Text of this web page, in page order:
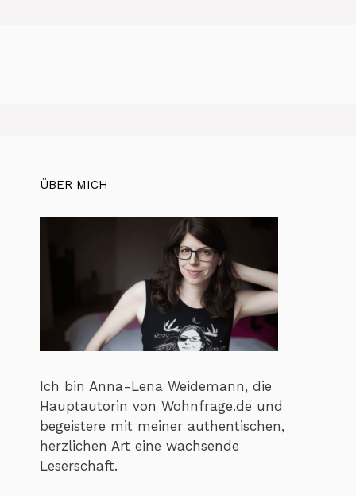
ÜBER MICH
Ich bin Anna-Lena Weidemann, die
Hauptautorin von Wohnfrage.de und
begeistere mit meiner authentischen,
herzlichen Art eine wachsende
Leserschaft.